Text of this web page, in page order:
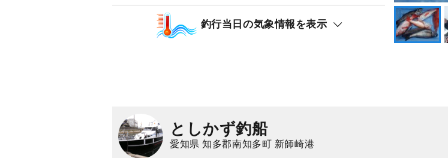
釣行当日の気象情報を表示
としかず釣船
愛知県 知多郡南知多町 新師崎港